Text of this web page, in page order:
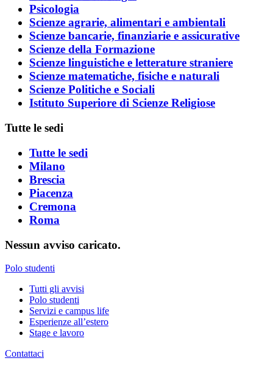
Psicologia
Scienze agrarie, alimentari e ambientali
Scienze bancarie, finanziarie e assicurative
Scienze della Formazione
Scienze linguistiche e letterature straniere
Scienze matematiche, fisiche e naturali
Scienze Politiche e Sociali
Istituto Superiore di Scienze Religiose
Tutte le sedi
Tutte le sedi
Milano
Brescia
Piacenza
Cremona
Roma
Nessun avviso caricato.
Polo studenti
Tutti gli avvisi
Polo studenti
Servizi e campus life
Esperienze all’estero
Stage e lavoro
Contattaci